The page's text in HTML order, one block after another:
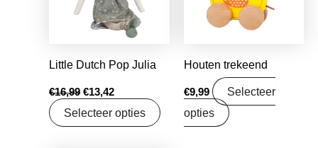
Little Dutch Pop Julia
€16,99 €13,42
Selecteer opties
Houten trekeend
€9,99
Selecteer
opties